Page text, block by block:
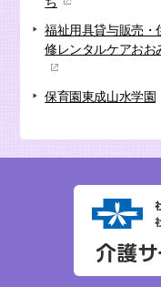
福祉用具貸与販売・
修レンタルケアおお
保育園東成山水学園